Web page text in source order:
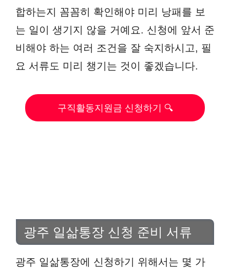
합하는지 꼼꼼히 확인해야 미리 낭패를 보
는 일이 생기지 않을 거예요. 신청에 앞서 준
비해야 하는 여러 조건을 잘 숙지하시고, 필
요 서류도 미리 챙기는 것이 좋겠습니다.
구직활동지원금 신청하기 🔍
광주 일삶통장 신청 준비 서류
광주 일삶통장에 신청하기 위해서는 몇 가